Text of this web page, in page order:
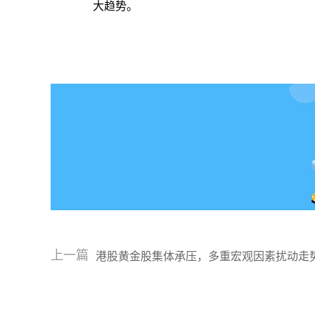
大趋势。
上一篇 港股黄金股集体承压，多重宏观因素扰动走